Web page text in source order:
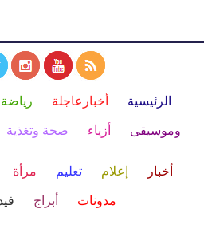
الرئيسية أخبارعاجلة رياضة
وموسيقى أزياء صحة وتغذية
أخبار إعلام تعليم مرأة
مدونات أبراج